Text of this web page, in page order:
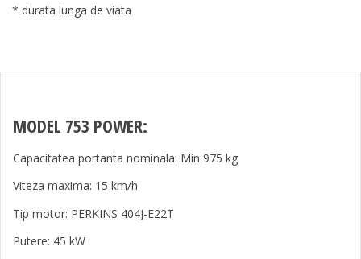
* durata lunga de viata
MODEL 753 POWER:
Capacitatea portanta nominala: Min 975 kg
Viteza maxima: 15 km/h
Tip motor: PERKINS 404J-E22T
Putere: 45 kW